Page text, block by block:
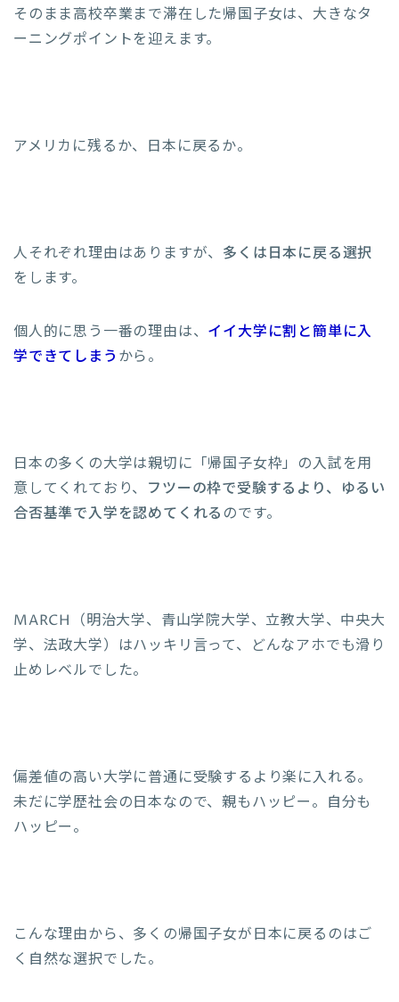
そのまま高校卒業まで滞在した帰国子女は、大きなタ
ーニングポイントを迎えます。
アメリカに残るか、日本に戻るか。
人それぞれ理由はありますが、 多くは日本に戻る選択
をします。
個人的に思う一番の理由は、 イイ大学に割と簡単に入
学できてしまう から。
日本の多くの大学は親切に「帰国子女枠」の入試を用
意してくれており、 フツーの枠で受験するより、ゆるい
合否基準で入学を認めてくれる のです。
MARCH（明治大学、青山学院大学、立教大学、中央大
学、法政大学）はハッキリ言って、どんなアホでも滑り
止めレベルでした。
偏差値の高い大学に普通に受験するより楽に入れる。
未だに学歴社会の日本なので、親もハッピー。自分も
ハッピー。
こんな理由から、多くの帰国子女が日本に戻るのはご
く自然な選択でした。